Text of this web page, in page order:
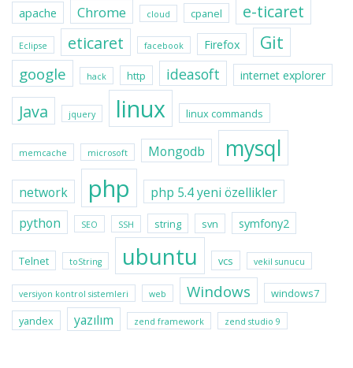
apache Chrome cloud cpanel e-ticaret
Eclipse eticaret facebook Firefox Git
google hack http ideasoft internet explorer
Java jquery linux linux commands
memcache microsoft Mongodb mysql
network php
php 5.4 yeni özellikler
python
SEO SSH string svn symfony2
Telnet toString ubuntu vcs vekil sunucu
versiyon kontrol sistemleri web Windows
windows7
yandex
yazılım zend framework zend studio 9